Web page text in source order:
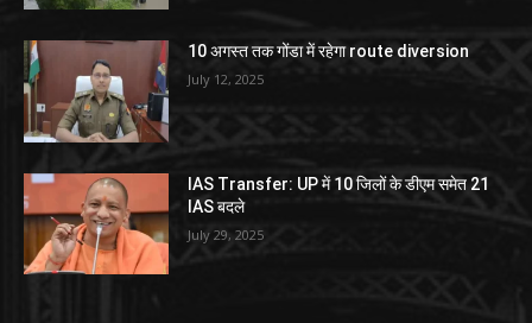
10 अगस्त तक गोंडा में रहेगा route diversion
July 12, 2025
IAS Transfer: UP में 10 जिलों के डीएम समेत 21
IAS बदले
July 29, 2025